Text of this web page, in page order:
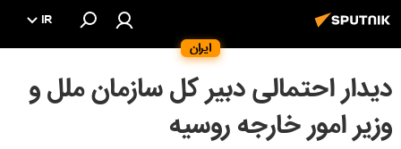
ایران
IR
دیدار احتمالی دبیر کل سازمان ملل و
وزیر امور خارجه روسیه